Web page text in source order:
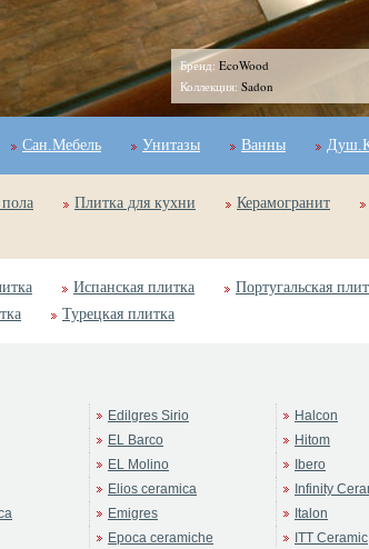
Сан.Мебель Унитазы Ванны
Плитка для кухни Керамогранит
Испанская плитка Португальская
Турецкая плитка
Edilgres Sirio
EL Barco
EL Molino
Elios ceramica
Emigres
Epoca ceramiche
Halcon
Hitom
Ibero
Infinity
Italon
ITT Ceramic